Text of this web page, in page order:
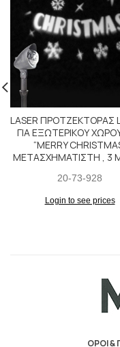
LASER ΠΡΟΤΖΕΚΤΟΡΑΣ
ΓΙΑ ΕΞΩΤΕΡΙΚΟΥ
“MERRY
ΜΕΤΑΣΧΗΜΑΤΙΣΤΗ , 3
20-73-928
Login to see prices
ΟΡΟΙ